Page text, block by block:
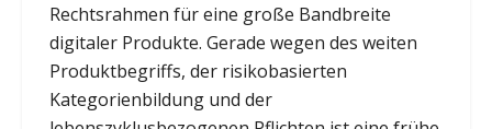
Rechtsrahmen für eine große Bandbreite
digitaler Produkte. Gerade wegen des weiten
Produktbegriffs, der risikobasierten
Kategorienbildung und der